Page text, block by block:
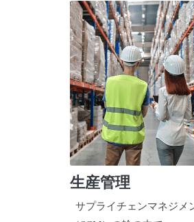
生産管理
サプライチェンマネジメ